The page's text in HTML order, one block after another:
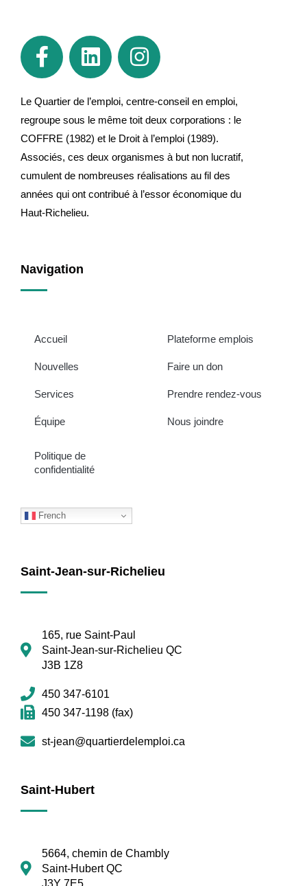
Le Quartier de l’emploi, centre-conseil en emploi,
regroupe sous le même toit deux corporations : le
COFFRE (1982) et le Droit à l’emploi (1989).
Associés, ces deux organismes à but non lucratif,
cumulent de nombreuses réalisations au fil des
années qui ont contribué à l’essor économique du
Haut-Richelieu.
Navigation
Accueil
Nouvelles
Services
Équipe
Plateforme emplois
Faire un don
Prendre rendez-vous
Nous joindre
Politique de
confidentialité
French
Saint-Jean-sur-Richelieu
165, rue Saint-Paul
Saint-Jean-sur-Richelieu QC
J3B 1Z8
450 347-6101
450 347-1198 (fax)
st-jean@quartierdelemploi.ca
Saint-Hubert
5664, chemin de Chambly
Saint-Hubert QC
J3Y 7E5